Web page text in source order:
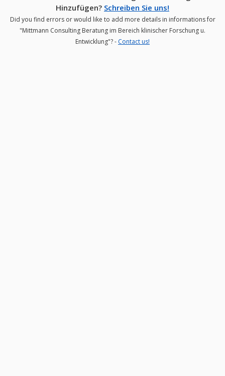
Hinzufügen? Schreiben Sie uns!
Did you find errors or would like to add more details in informations for
"Mittmann Consulting Beratung im Bereich klinischer Forschung u.
Entwicklung"? - Contact us!